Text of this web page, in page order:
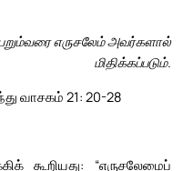
எருசலேம் அவர்களால்
மிதிக்கப்படும்.
வாசகம் 21: 20-28
கூறியது: “எருசலேமைப்